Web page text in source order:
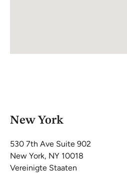
New York
530 7th Ave Suite 902
New York, NY 10018
Vereinigte Staaten